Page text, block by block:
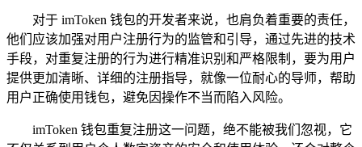
对于 imToken 钱包的开发者来说，也肩负着重要的责任，
他们应该加强对用户注册行为的监管和引导，通过先进的技术
手段，对重复注册的行为进行精准识别和严格限制，要为用户
提供更加清晰、详细的注册指导，就像一位耐心的导师，帮助
用户正确使用钱包，避免因操作不当而陷入风险。
imToken 钱包重复注册这一问题，绝不能被我们忽视，它